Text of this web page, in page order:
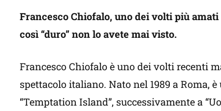
Francesco Chiofalo, uno dei volti più
così “duro” non lo avete mai visto.
Francesco Chiofalo è uno dei volti recenti
spettacolo italiano. Nato nel 1989 a Roma,
“Temptation Island”, successivamente a